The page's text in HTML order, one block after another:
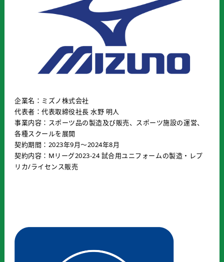
企業名：ミズノ株式会社
代表者：代表取締役社長 水野 明人
事業内容：スポーツ品の製造及び販売、スポーツ施設の運営、
各種スクールを展開
契約期間：2023年9月〜2024年8月
契約内容：Mリーグ2023-24 試合用ユニフォームの製造・レプ
リカ/ライセンス販売